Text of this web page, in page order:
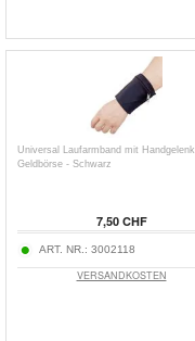
Universal Laufarmband mit Handgelenk
Geldbörse - Schwarz
7,50 CHF
ART. NR.: 3002118
VERSANDKOSTEN